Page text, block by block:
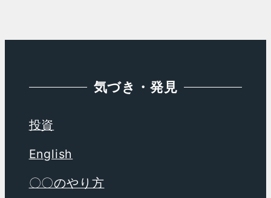
気づき・発見
投資
English
〇〇のやり方